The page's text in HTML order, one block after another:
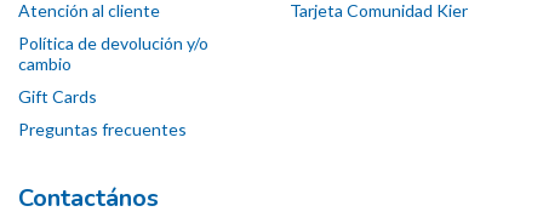
Atención al cliente
Política de devolución y/o
cambio
Gift Cards
Preguntas frecuentes
Tarjeta Comunidad Kier
Contactános